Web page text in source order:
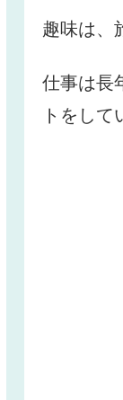
趣味は、
仕事は長
トをして